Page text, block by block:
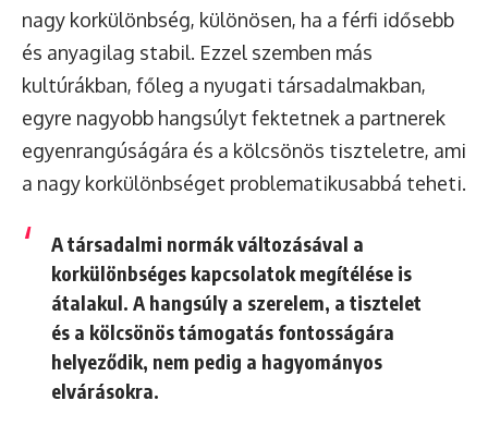
nagy korkülönbség, különösen, ha a férfi idősebb
és anyagilag stabil. Ezzel szemben más
kultúrákban, főleg a nyugati társadalmakban,
egyre nagyobb hangsúlyt fektetnek a partnerek
egyenrangúságára és a kölcsönös tiszteletre, ami
a nagy korkülönbséget problematikusabbá teheti.
A társadalmi normák változásával a
korkülönbséges kapcsolatok megítélése is
átalakul. A hangsúly a szerelem, a tisztelet
és a kölcsönös támogatás fontosságára
helyeződik, nem pedig a hagyományos
elvárásokra.